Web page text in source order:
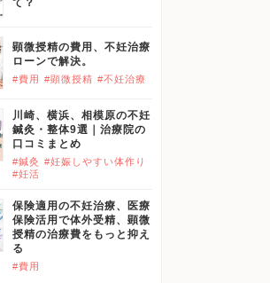
て？
顕微授精の費用、不妊治療
ローンで解決。
#費用 #顕微授精 #不妊治療
川崎、横浜、相模原の不妊
鍼灸・整体9選｜治療院の
口コミまとめ
#鍼灸 #妊娠しやすい体作り
#妊活
保険適用の不妊治療、医療
保険活用で体外受精、顕微
授精の治療費をもっと抑え
る
#費用